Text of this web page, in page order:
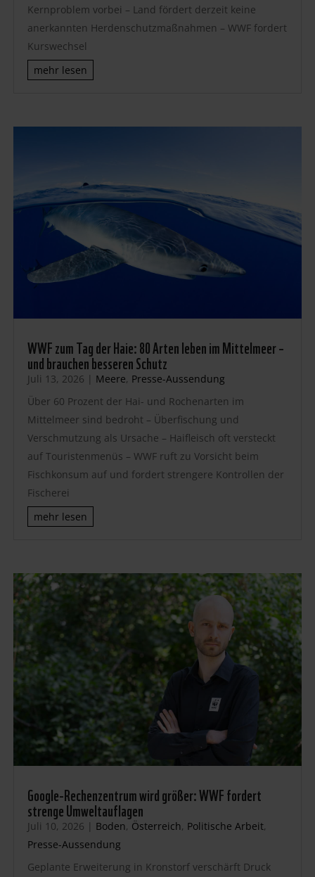
Kernproblem vorbei – Land fördert derzeit keine
anerkannten Herdenschutzmaßnahmen – WWF fordert
Kurswechsel
mehr lesen
WWF zum Tag der Haie: 80 Arten leben im Mittelmeer –
und brauchen besseren Schutz
Juli 13, 2026 | Meere, Presse-Aussendung
Über 60 Prozent der Hai- und Rochenarten im
Mittelmeer sind bedroht – Überfischung und
Verschmutzung als Ursache – Haifleisch oft versteckt
auf Touristenmenüs – WWF ruft zu Vorsicht beim
Fischkonsum auf und fordert strengere Kontrollen der
Fischerei
mehr lesen
Google-Rechenzentrum wird größer: WWF fordert
strenge Umweltauflagen
Juli 10, 2026 | Boden, Österreich, Politische Arbeit,
Presse-Aussendung
Geplante Erweiterung in Kronstorf verschärft Druck